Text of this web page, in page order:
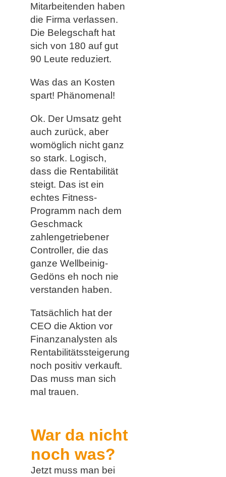
Mitarbeitenden haben
die Firma verlassen.
Die Belegschaft hat
sich von 180 auf gut
90 Leute reduziert.
Was das an Kosten
spart! Phänomenal!
Ok. Der Umsatz geht
auch zurück, aber
womöglich nicht ganz
so stark. Logisch,
dass die Rentabilität
steigt. Das ist ein
echtes Fitness-
Programm nach dem
Geschmack
zahlengetriebener
Controller, die das
ganze Wellbeinig-
Gedöns eh noch nie
verstanden haben.
Tatsächlich hat der
CEO die Aktion vor
Finanzanalysten als
Rentabilitätssteigerung
noch positiv verkauft.
Das muss man sich
mal trauen.
War da nicht
noch was?
Jetzt muss man bei